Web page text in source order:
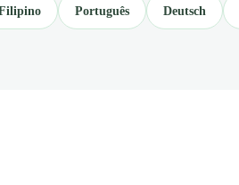
Português Deutsch